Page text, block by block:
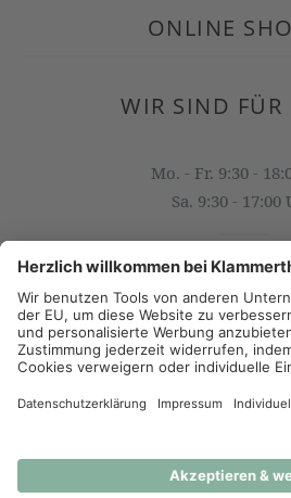
ONLINE
WIR SIND FÜR
Mo. - Fr. 9:30 -
Sa. 9:30 - 17:00
+43 316 825